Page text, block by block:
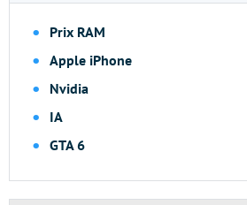
Prix RAM
Apple iPhone
Nvidia
IA
GTA 6